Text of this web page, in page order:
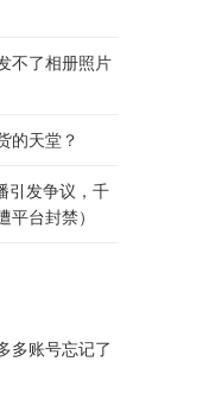
不了相册照片
的天堂？
引发争议，千
台封禁）
多账号忘记了